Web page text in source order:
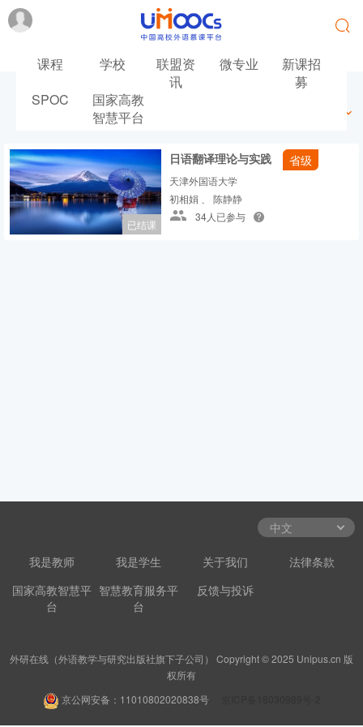
课程 学校
联盟资
讯
微专业
新课招
募
SPOC
国家高教
智慧平台
已结课
日语翻译理论与实践 省级
天津外国语大学
初相娟 、 陈静静
34人已参与
我是教师 我是学生 关于我们
法律条款
国家高教智慧平
台
智慧教育服务平
台
反馈与投诉
外研在线（外语教学与研究出版社旗下子公司） Copyright © 2025 Unipus.cn 版
权所有
京公网安备：11010802020838号